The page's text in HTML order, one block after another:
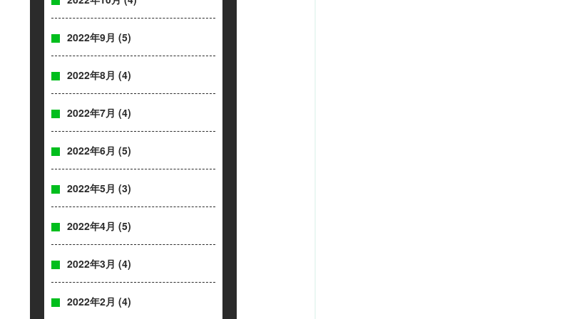
2022年9月 (5)
2022年8月 (4)
2022年7月 (4)
2022年6月 (5)
2022年5月 (3)
2022年4月 (5)
2022年3月 (4)
2022年2月 (4)